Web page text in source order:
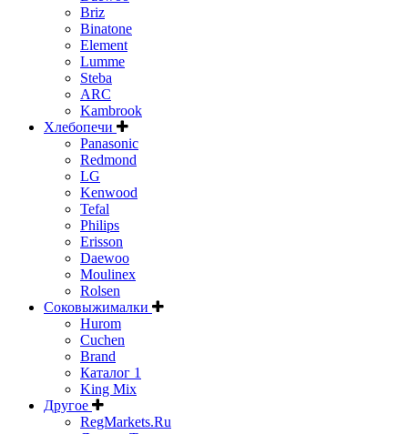
Briz
Binatone
Element
Lumme
Steba
ARC
Kambrook
Хлебопечи
Panasonic
Redmond
LG
Kenwood
Tefal
Philips
Erisson
Daewoo
Moulinex
Rolsen
Соковыжималки
Hurom
Cuchen
Brand
Каталог 1
King Mix
Другое
RegMarkets.Ru